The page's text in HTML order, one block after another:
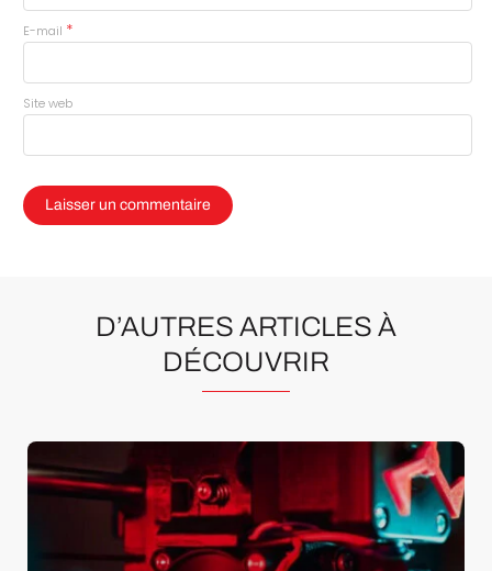
E-mail *
Site web
D’AUTRES ARTICLES À
DÉCOUVRIR